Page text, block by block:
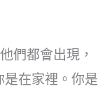
們都會出現，
在家裡。你是